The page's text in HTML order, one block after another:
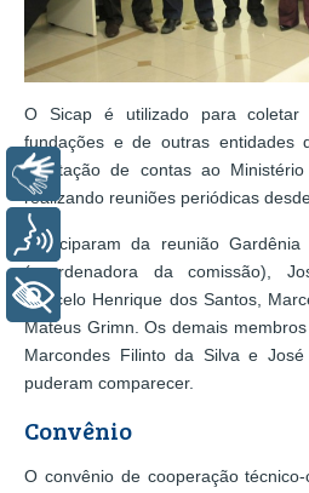
O Sicap é utilizado para coletar
fundações e de outras entidades
prestação de contas ao
realizando reuniões periódicas
Participaram da reunião
(coordenadora da comissão),
Marcelo Henrique dos Santos,
Mateus Grimn. Os demais
Marcondes Filinto da Silva e
puderam comparecer.
Convênio
O convênio de cooperação
Libras
+ Acessibilidade